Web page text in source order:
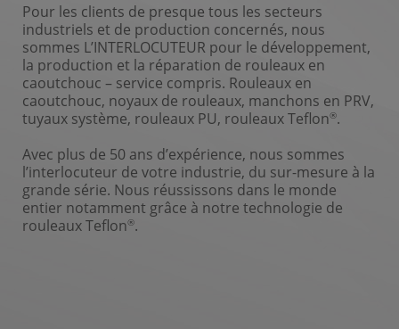
Pour les clients de presque tous les secteurs
industriels et de production concernés, nous
sommes L’INTERLOCUTEUR pour le développement,
la production et la réparation de rouleaux en
caoutchouc – service compris. Rouleaux en
caoutchouc, noyaux de rouleaux, manchons en PRV,
tuyaux système, rouleaux PU, rouleaux Teflon®.
Avec plus de 50 ans d’expérience, nous sommes
l’interlocuteur de votre industrie, du sur-mesure à la
grande série. Nous réussissons dans le monde
entier notamment grâce à notre technologie de
rouleaux Teflon®.